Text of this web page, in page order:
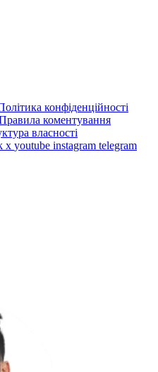
конфіденційності
коментування
власності
x youtube instagram telegram